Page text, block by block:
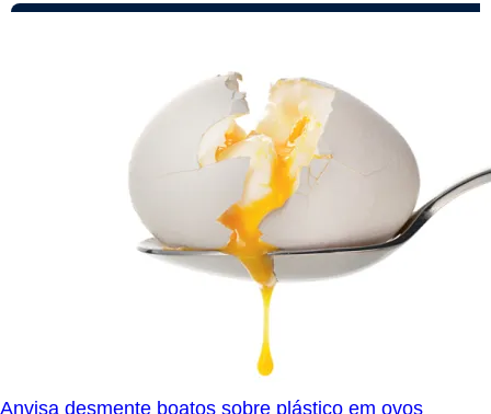
Anvisa desmente boatos sobre plástico em ovos